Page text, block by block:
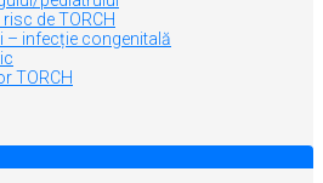
de TORCH
– infecție congenitală
TORCH